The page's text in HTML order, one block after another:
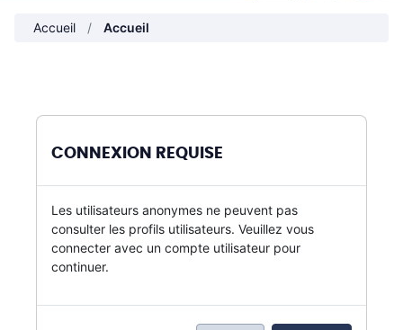
Accueil Accueil
CONNEXION REQUISE
Les utilisateurs anonymes ne peuvent pas
consulter les profils utilisateurs. Veuillez vous
connecter avec un compte utilisateur pour
continuer.